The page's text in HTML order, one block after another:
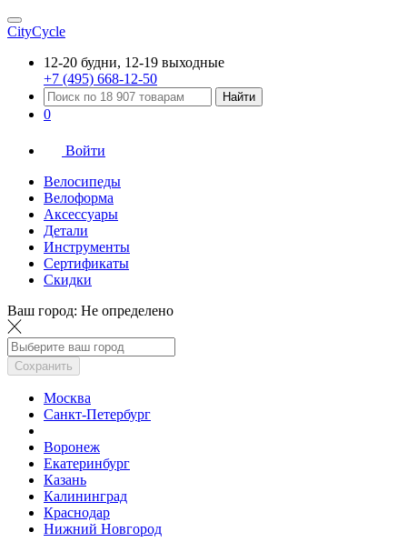
CityCycle
12-20 будни, 12-19 выходные
+7 (495) 668-12-50
Найти
0
Войти
Велосипеды
Велоформа
Аксессуары
Детали
Инструменты
Сертификаты
Скидки
Ваш город: Не определено
Сохранить
Москва
Санкт-Петербург
Воронеж
Екатеринбург
Казань
Калининград
Краснодар
Нижний Новгород